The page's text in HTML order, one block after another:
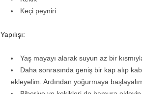
Keçi peyniri
Yapılışı:
Yaş mayayı alarak suyun az bir
Daha sonrasında geniş bir kap alıp
ekleyelim. Ardından yoğurmaya